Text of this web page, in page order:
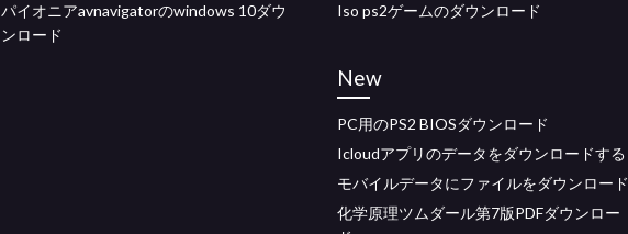
パイオニアavnavigatorのwindows 10ダウ
ンロード
Iso ps2ゲームのダウンロード
New
PC用のPS2 BIOSダウンロード
Icloudアプリのデータをダウンロードする
モバイルデータにファイルをダウンロード
化学原理ツムダール第7版PDFダウンロー